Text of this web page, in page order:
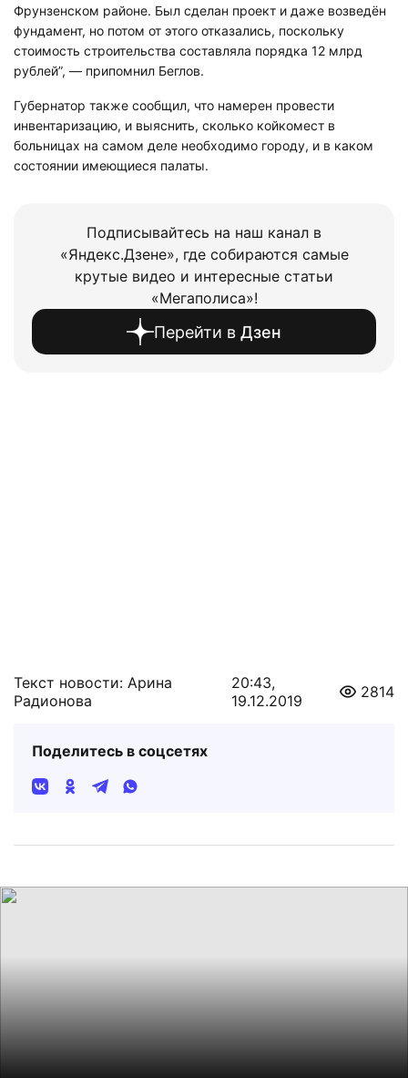
Фрунзенском районе. Был сделан проект и даже возведён
фундамент, но потом от этого отказались, поскольку
стоимость строительства составляла порядка 12 млрд
рублей”, — припомнил Беглов.
Губернатор также сообщил, что намерен провести
инвентаризацию, и выяснить, сколько койкомест в
больницах на самом деле необходимо городу, и в каком
состоянии имеющиеся палаты.
Подписывайтесь на наш канал в
«Яндекс.Дзене», где собираются самые
крутые видео и интересные статьи
«Мегаполиса»!
Перейти в Дзен
Текст новости: Арина
Радионова
20:43,
19.12.2019
2814
Поделитесь в соцсетях